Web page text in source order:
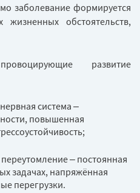
заболевание формируется
обстоятельств,
развитие
система –
повышенная
– постоянная
задачах, напряжённая
перегрузки.